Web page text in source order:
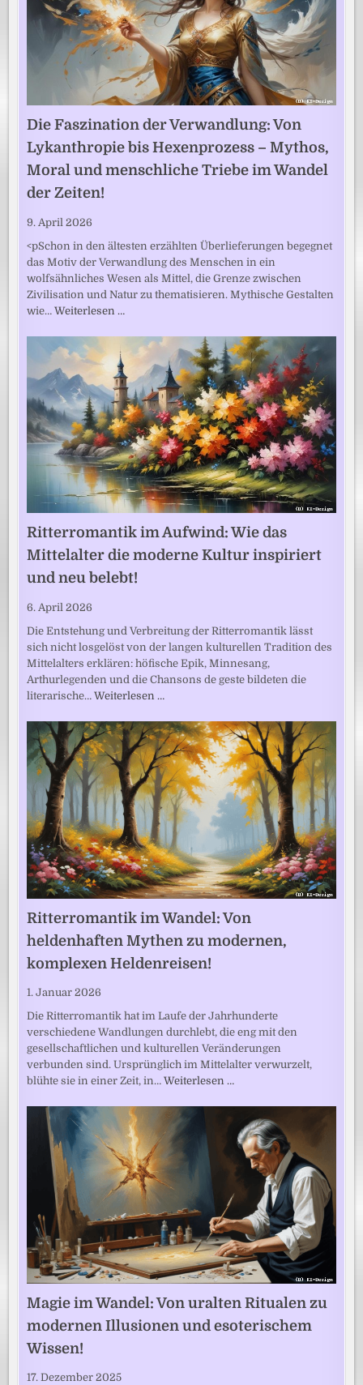
Die Faszination der Verwandlung: Von
Lykanthropie bis Hexenprozess – Mythos,
Moral und menschliche Triebe im Wandel
der Zeiten!
9. April 2026
<pSchon in den ältesten erzählten Überlieferungen begegnet
das Motiv der Verwandlung des Menschen in ein
wolfsähnliches Wesen als Mittel, die Grenze zwischen
Zivilisation und Natur zu thematisieren. Mythische Gestalten
wie…Weiterlesen …
Ritterromantik im Aufwind: Wie das
Mittelalter die moderne Kultur inspiriert
und neu belebt!
6. April 2026
Die Entstehung und Verbreitung der Ritterromantik lässt
sich nicht losgelöst von der langen kulturellen Tradition des
Mittelalters erklären: höfische Epik, Minnesang,
Arthurlegenden und die Chansons de geste bildeten die
literarische…Weiterlesen …
Ritterromantik im Wandel: Von
heldenhaften Mythen zu modernen,
komplexen Heldenreisen!
1. Januar 2026
Die Ritterromantik hat im Laufe der Jahrhunderte
verschiedene Wandlungen durchlebt, die eng mit den
gesellschaftlichen und kulturellen Veränderungen
verbunden sind. Ursprünglich im Mittelalter verwurzelt,
blühte sie in einer Zeit, in…Weiterlesen …
Magie im Wandel: Von uralten Ritualen zu
modernen Illusionen und esoterischem
Wissen!
17. Dezember 2025